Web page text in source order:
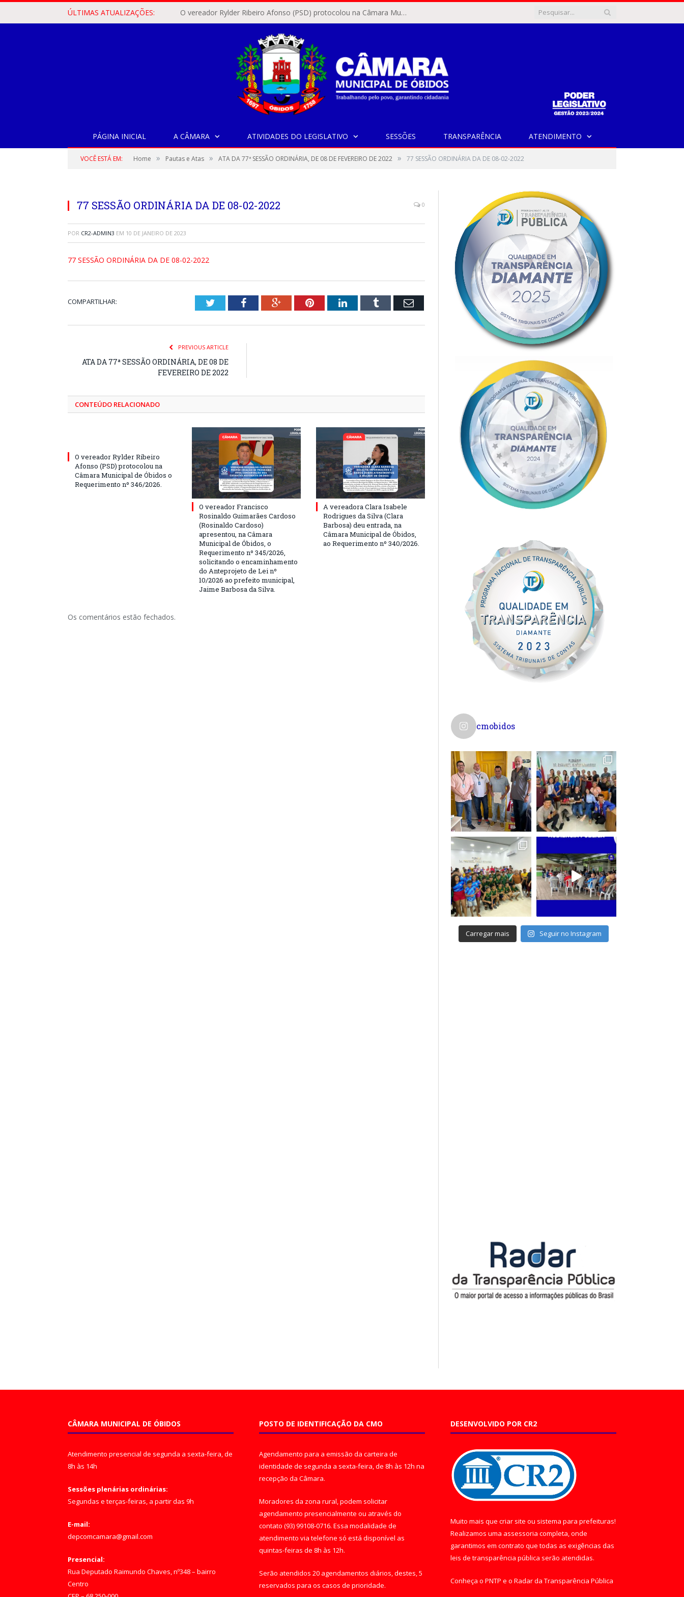
ÚLTIMAS ATUALIZAÇÕES: O vereador Rylder Ribeiro Afonso (PSD) protocolou na Câmara Municipal de Óbidos o Requerimento nº 346/2026.
PÁGINA INICIAL A CÂMARA ATIVIDADES DO LEGISLATIVO SESSÕES TRANSPARÊNCIA ATENDIMENTO
VOCÊ ESTÁ EM: Home » Pautas e Atas » ATA DA 77ª SESSÃO ORDINÁRIA, DE 08 DE FEVEREIRO DE 2022 » 77 SESSÃO ORDINÁRIA DA DE 08-02-2022
77 SESSÃO ORDINÁRIA DA DE 08-02-2022 0
POR CR2-ADMIN3 EM 10 DE JANEIRO DE 2023
77 SESSÃO ORDINÁRIA DA DE 08-02-2022
COMPARTILHAR: TwitterFacebookGoogle+PinterestLinkedInTumblr Email
PREVIOUS ARTICLE
ATA DA 77ª SESSÃO ORDINÁRIA, DE 08 DE
FEVEREIRO DE 2022
CONTEÚDO RELACIONADO
O vereador Rylder Ribeiro
Afonso (PSD) protocolou na
Câmara Municipal de Óbidos o
Requerimento nº 346/2026.
O vereador Francisco
Rosinaldo Guimarães Cardoso
(Rosinaldo Cardoso)
apresentou, na Câmara
Municipal de Óbidos, o
Requerimento nº 345/2026,
solicitando o encaminhamento
do Anteprojeto de Lei nº
10/2026 ao prefeito municipal,
Jaime Barbosa da Silva.
A vereadora Clara Isabele
Rodrigues da Silva (Clara
Barbosa) deu entrada, na
Câmara Municipal de Óbidos,
ao Requerimento nº 340/2026.
Os comentários estão fechados.
cmobidos
Carregar mais Seguir no Instagram
CÂMARA MUNICIPAL DE ÓBIDOS
Atendimento presencial de segunda a sexta-feira, de
8h às 14h
Sessões plenárias ordinárias:
Segundas e terças-feiras, a partir das 9h
E-mail:
depcomcamara@gmail.com
Presencial:
Rua Deputado Raimundo Chaves, nº348 – bairro
Centro
POSTO DE IDENTIFICAÇÃO DA CMO
Agendamento para a emissão da carteira de
identidade de segunda a sexta-feira, de 8h às 12h na
recepção da Câmara.
Moradores da zona rural, podem solicitar
agendamento presencialmente ou através do
contato (93) 99108-0716. Essa modalidade de
atendimento via telefone só está disponível as
quintas-feiras de 8h às 12h.
Serão atendidos 20 agendamentos diários, destes, 5
reservados para os casos de prioridade.
DESENVOLVIDO POR CR2
Muito mais que criar site ou sistema para prefeituras!
Realizamos uma assessoria completa, onde
garantimos em contrato que todas as exigências das
leis de transparência pública serão atendidas.
Conheça o PNTP e o Radar da Transparência Pública